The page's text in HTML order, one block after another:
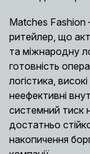
Matches
ритейлер, що
та міжнародну
готовність
логістика,
неефективні
системний тиск
достатньо
накопичення